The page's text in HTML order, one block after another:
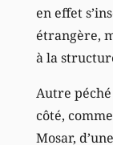
en effet
étrangère,
à la
Autre
côté,
Mosar,